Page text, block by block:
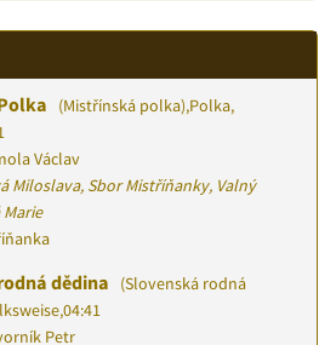
(Mistřínská polka),Polka,
Václav
Miloslava, Sbor Mistříňanky, Valný
dědina
(Slovenská rodná
,04:41
Petr